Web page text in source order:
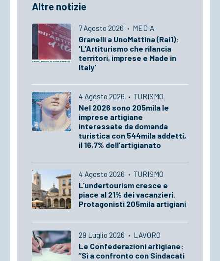
Altre notizie
7 Agosto 2026 · MEDIA
Granelli a UnoMattina (Rai1):
'L'Artiturismo che rilancia
territori, imprese e Made in
Italy'
4 Agosto 2026 · TURISMO
Nel 2026 sono 205mila le
imprese artigiane
interessate da domanda
turistica con 544mila addetti,
il 16,7% dell’artigianato
4 Agosto 2026 · TURISMO
L’undertourism cresce e
piace al 21% dei vacanzieri.
Protagonisti 205mila artigiani
29 Luglio 2026 · LAVORO
Le Confederazioni artigiane:
“Sì a confronto con Sindacati